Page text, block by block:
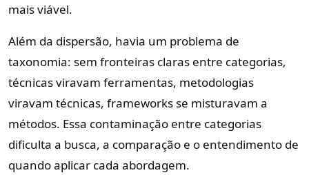
mais viável.
Além da dispersão, havia um problema de
taxonomia: sem fronteiras claras entre categorias,
técnicas viravam ferramentas, metodologias
viravam técnicas, frameworks se misturavam a
métodos. Essa contaminação entre categorias
dificulta a busca, a comparação e o entendimento de
quando aplicar cada abordagem.